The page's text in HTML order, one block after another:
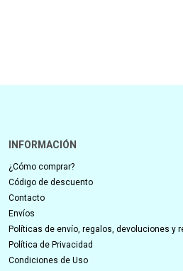
INFORMACIÓN
¿Cómo comprar?
Código de descuento
Contacto
Envíos
Políticas de envío, regalos, devoluciones y
Política de Privacidad
Condiciones de Uso